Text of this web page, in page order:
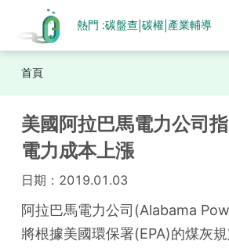
熱門 :碳盤查 碳權| 產業輔導
首頁
美國阿拉巴馬電力公司
電力成本上漲
日期： 2019.01.03
阿拉巴馬電力公司(Alabama
將根據美國環保署(EPA)的煤灰